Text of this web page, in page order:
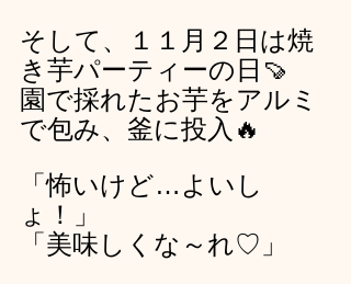
そして、１１月２日は焼
き芋パーティーの日🍠
園で採れたお芋をアルミ
で包み、釜に投入🔥
「怖いけど…よいし
ょ！」
「美味しくな～れ♡」